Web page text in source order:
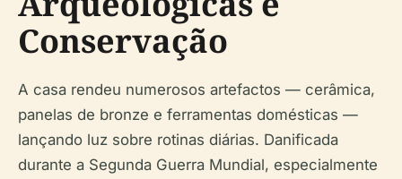
Conservação
A casa rendeu numerosos artefactos — cerâmica,
panelas de bronze e ferramentas domésticas —
lançando luz sobre rotinas diárias. Danificada
durante a Segunda Guerra Mundial, especialmente